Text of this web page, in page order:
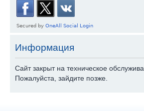
Информация
Сайт закрыт на техническое
Пожалуйста, зайдите позже.